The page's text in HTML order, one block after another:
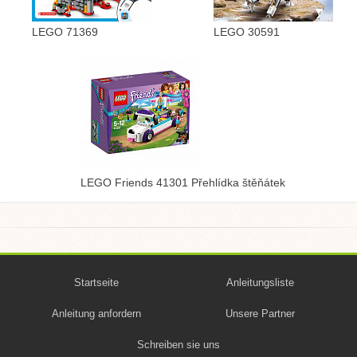
LEGO 71369 LEGO 30591
LEGO Friends 41301 Přehlídka štěňátek
Startseite Anleitungsliste
Anleitung anfordern Unsere Partner
Schreiben sie uns